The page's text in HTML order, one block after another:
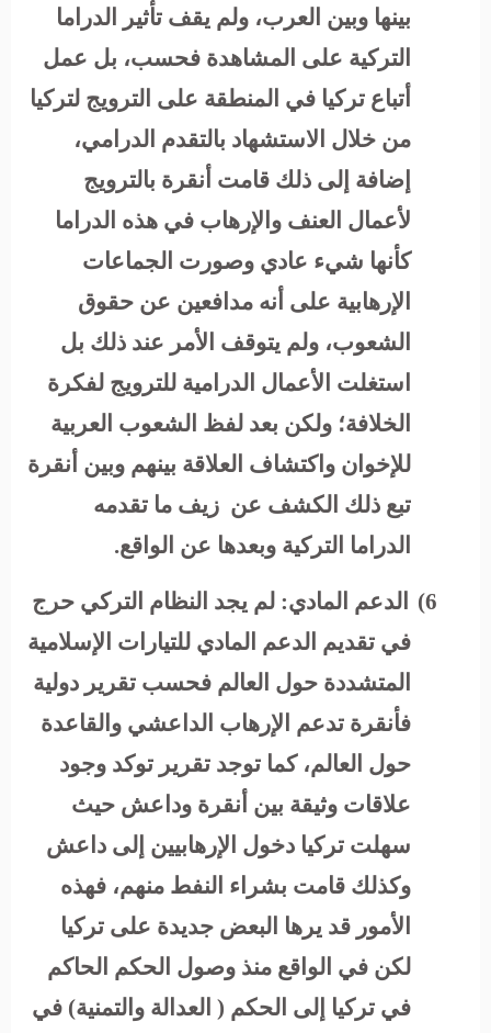
بينها وبين العرب، ولم يقف تأثير الدراما
التركية على المشاهدة فحسب، بل عمل
أتباع تركيا في المنطقة على الترويج لتركيا
من خلال الاستشهاد بالتقدم الدرامي،
إضافة إلى ذلك قامت أنقرة بالترويج
لأعمال العنف والإرهاب في هذه الدراما
كأنها شيء عادي وصورت الجماعات
الإرهابية على أنه مدافعين عن حقوق
الشعوب، ولم يتوقف الأمر عند ذلك بل
استغلت الأعمال الدرامية للترويج لفكرة
الخلافة؛ ولكن بعد لفظ الشعوب العربية
للإخوان واكتشاف العلاقة بينهم وبين أنقرة
تبع ذلك الكشف عن زيف ما تقدمه
الدراما التركية وبعدها عن الواقع.
6) الدعم المادي: لم يجد النظام التركي حرج
في تقديم الدعم المادي للتيارات الإسلامية
المتشددة حول العالم فحسب تقرير دولية
فأنقرة تدعم الإرهاب الداعشي والقاعدة
حول العالم، كما توجد تقرير توكد وجود
علاقات وثيقة بين أنقرة وداعش حيث
سهلت تركيا دخول الإرهابيين إلى داعش
وكذلك قامت بشراء النفط منهم، فهذه
الأمور قد يرها البعض جديدة على تركيا
لكن في الواقع منذ وصول الحكم الحاكم
في تركيا إلى الحكم ( العدالة والتمنية) في